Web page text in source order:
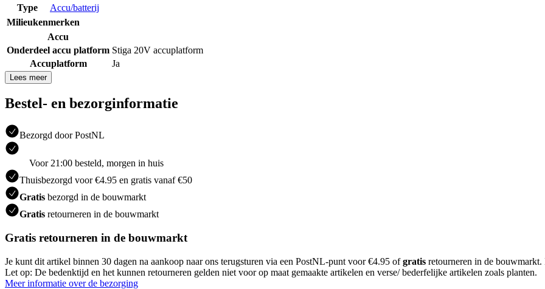
Type
Accu/batterij
Milieukenmerken
Accu
Onderdeel accu platform Stiga 20V accuplatform
Accuplatform
Ja
Lees meer
Bestel- en bezorginformatie
Bezorgd door PostNL
Voor 21:00 besteld, morgen in huis
Thuisbezorgd voor €4.95 en gratis vanaf €50
Gratis bezorgd in de bouwmarkt
Gratis retourneren in de bouwmarkt
Gratis retourneren in de bouwmarkt
Je kunt dit artikel binnen 30 dagen na aankoop naar ons terugsturen via een PostNL-punt voor €4.95 ofgratis retourneren in de
Let op: De bedenktijd en het kunnen retourneren gelden niet voor op maat gemaakte artikelen en verse/ bederfelijke artikelen zoals planten.
Meer informatie over de bezorging